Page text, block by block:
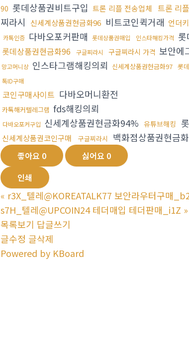
90 롯데상품권비트구입 트론 리플 전송업체 트론 리
찌라시
신세계상품권현금화96 비트코인퀵거래 언더
카톡인증 다바오포커판매 롯데상품권매입 인스타해킹가격 롯
롯데상품권현금화96 구글찌라시 구글찌라시 가격 보안에
망고머니상 인스타그램해킹의뢰 신세계상품권현금화97 롯
톡ID구매
코인구매사이트 다바오머니환전
카톡해커텔레그램 fds해킹의뢰
다바오포커구입 신세계상품권현금화94% 유튜브해킹
신세계상품권코인구매 구글찌라시 백화점상품권현금
좋아요 0 싫어요 0
인쇄
« r3X_텔레@KOREATALK77 보안라우터구매
s7H_텔레@UPCOIN24 테더매입 테더판매_i1Z »
목록보기 답글쓰기
글수정 글삭제
Powered by KBoard